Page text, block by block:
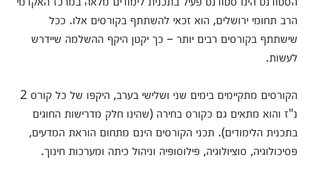
הרב תחומי ירושלים, הוא זכאי להשתתף בקורסים אלו. ככל
שישתתף בקורסים רבים יותר – כך יקטן היקף ההשלמה שיידרש
לעשות.
הקורסים מתקיימים בימים שני ושלישי בערב, היקפו של כל קורס 2
נ"ז והוא מתאים גם כקורס בחירה (שהינו חלק מדרישות החוגים
בתכנית הלימודים). תכני הקורסים הינם מתחום הוראת המדעים,
פסיכולוגיה, סוציולוגיה, פילוסופיה וניהול כיתה ומערכות חינוך.